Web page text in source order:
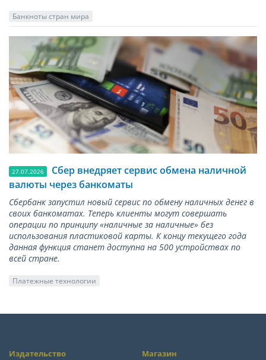
Банкноты стран мира
27.07.2026
Сбер внедряет сервис обмена наличной
валюты через банкоматы
Сбербанк запустил новый сервис по обмену наличных денег в
своих банкоматах. Теперь клиенты могут совершать
операции по принципу «наличные за наличные» без
использования пластиковой карты. К концу текущего года
данная функция станет доступна на 500 устройствах по
всей стране.
Платежные технологии
Издательство Магазин